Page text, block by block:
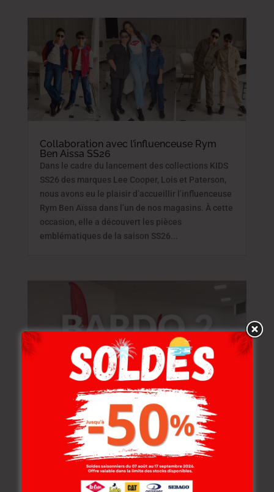
Collaboration avec l’influenceuse Rym
Ben Aissa SS26
Dans le cadre du lancement des collections KIDS
SS26 des marques Lee Cooper, Lois et Paterson,
nous avons eu le plaisir d’accueillir l’influenceuse
Rym Ben Aïssa dans l’un de nos magasins. À cette
occasion, elle a découvert les pièces
emblématiques de la saison SS26...
Lee Cooper, Partenaire Officiel de la 4ème
Édition du Bardo 2 Business B2B organisé
par AIESEC Bardo
Lee Cooper a été le partenaire officiel de la 4ème
édition du Bardo to Business B2B, un événement
organisé par AIESEC Bardo. Cet événement a